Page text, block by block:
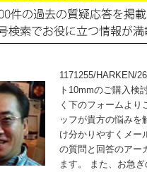
1171255/HARKEN/
ト10mmのご購入検
く下のフォームより
ッフが貴方の悩みを
け分かりやすくメー
の質問と回答のアー
ます。 また、お急